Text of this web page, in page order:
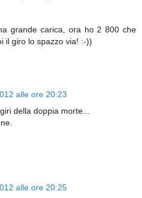
grande carica, ora ho 2 800 che
il giro lo spazzo via! :-))
alle ore 20:23
della doppia morte...
alle ore 20:25